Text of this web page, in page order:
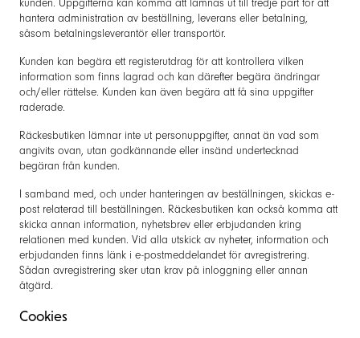
kunden. Uppgifterna kan komma att lämnas ut till tredje part för att
hantera administration av beställning, leverans eller betalning,
såsom betalningsleverantör eller transportör.
Kunden kan begära ett registerutdrag för att kontrollera vilken
information som finns lagrad och kan därefter begära ändringar
och/eller rättelse. Kunden kan även begära att få sina uppgifter
raderade.
Räckesbutiken lämnar inte ut personuppgifter, annat än vad som
angivits ovan, utan godkännande eller insänd undertecknad
begäran från kunden.
I samband med, och under hanteringen av beställningen, skickas e-
post relaterad till beställningen. Räckesbutiken kan också komma att
skicka annan information, nyhetsbrev eller erbjudanden kring
relationen med kunden. Vid alla utskick av nyheter, information och
erbjudanden finns länk i e-postmeddelandet för avregistrering.
Sådan avregistrering sker utan krav på inloggning eller annan
åtgärd.
Cookies